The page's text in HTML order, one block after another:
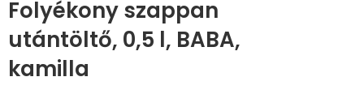
Folyékony szappan
utántöltő, 0,5 l, BABA,
kamilla